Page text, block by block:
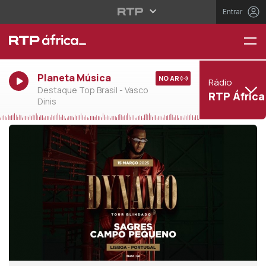
Entrar
Planeta Música
Destaque Top Brasil - Vasco
Dinis
NO AR Rádio
RTP África